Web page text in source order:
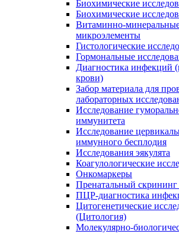
Биохимические
Биохимические
Витаминно-
микроэлементы
Гистологические
Гормональные
Диагностика инфекций
крови)
Забор материала для
лабораторных
Исследование
иммунитета
Исследование
иммунного бесплодия
Исследования эякулята
Коагулологические
Онкомаркеры
Пренатальный
ПЦР-диагностика
Цитогенетические
(Цитология)
Молекулярно-